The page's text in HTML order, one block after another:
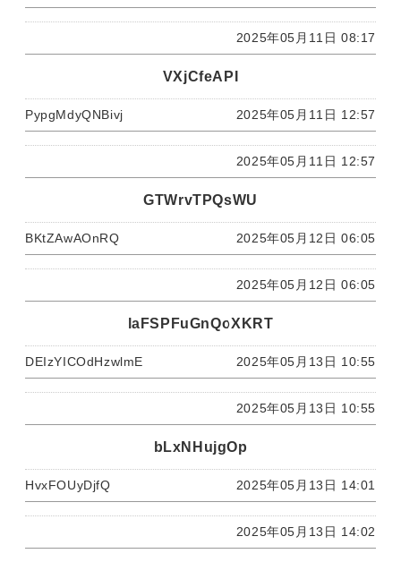
2025年05月11日 08:17
VXjCfeAPI
PypgMdyQNBivj 2025年05月11日 12:57
2025年05月11日 12:57
GTWrvTPQsWU
BKtZAwAOnRQ 2025年05月12日 06:05
2025年05月12日 06:05
laFSPFuGnQoXKRT
DEIzYICOdHzwlmE 2025年05月13日 10:55
2025年05月13日 10:55
bLxNHujgOp
HvxFOUyDjfQ 2025年05月13日 14:01
2025年05月13日 14:02